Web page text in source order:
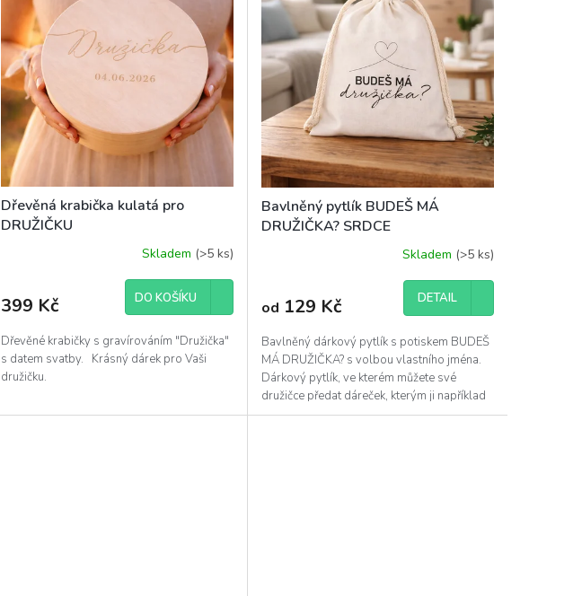
Dřevěná krabička kulatá pro
DRUŽIČKU
Skladem (>5 ks)
399 Kč DO KOŠÍKU
Dřevěné krabičky s gravírováním "Družička"
s datem svatby. Krásný dárek pro Vaši
družičku.
Bavlněný pytlík BUDEŠ MÁ
DRUŽIČKA? SRDCE
Skladem (>5 ks)
od 129 Kč DETAIL
Bavlněný dárkový pytlík s potiskem BUDEŠ
MÁ DRUŽIČKA? s volbou vlastního jména.
Dárkový pytlík, ve kterém můžete své
družičce předat dáreček, kterým ji například
můžete požádat,...